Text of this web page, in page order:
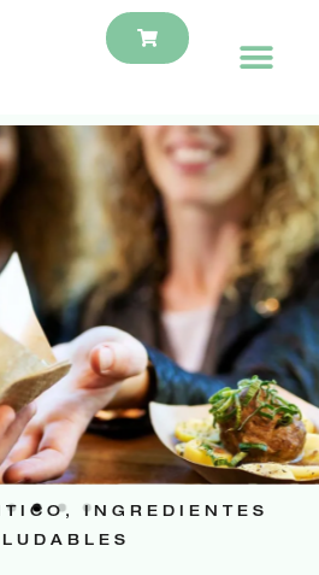
INGREDIENTES